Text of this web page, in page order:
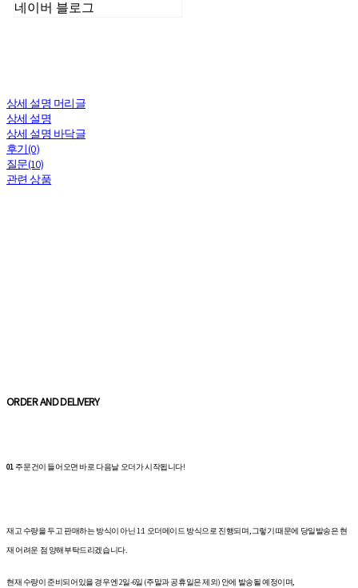
네이버 블로그
상세 설명 머리글
상세 설명
상세 설명 바닥글
후기(0)
질문(10)
관련 상품
ORDER AND DELIVERY
01주문건이 들어오면 바로 다음날 오더가 시작됩니다!
재고 수량을 두고 판매하는 방식이 아닌 1:1 오더메이드 방식으로 진행되며, 그렇기 때문에 당일발송은 현
재 어려운 점 양해부탁드리겠습니다.
현재 수량이 준비되어있을 경우엔 2일-6일 (주말과 공휴일은 제외) 안에 발송될 예정이며,